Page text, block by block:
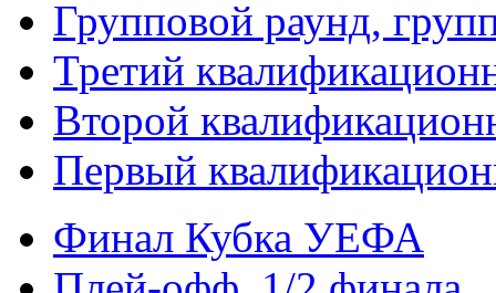
Групповой раунд,
Третий
Второй
Первый
Финал Кубка УЕФА